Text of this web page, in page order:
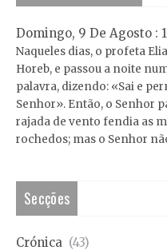
Domingo, 9 De Agosto :
Naqueles dias, o profeta
Horeb, e passou a noite
palavra, dizendo: «Sai e
Senhor». Então, o Senhor
rajada de vento fendia as
rochedos; mas o Senhor
Secções
Crónica (43)